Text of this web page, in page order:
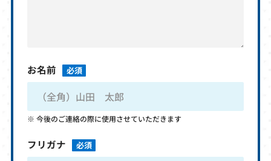
お名前 必須
今後のご連絡の際に使用させていただきます
フリガナ 必須